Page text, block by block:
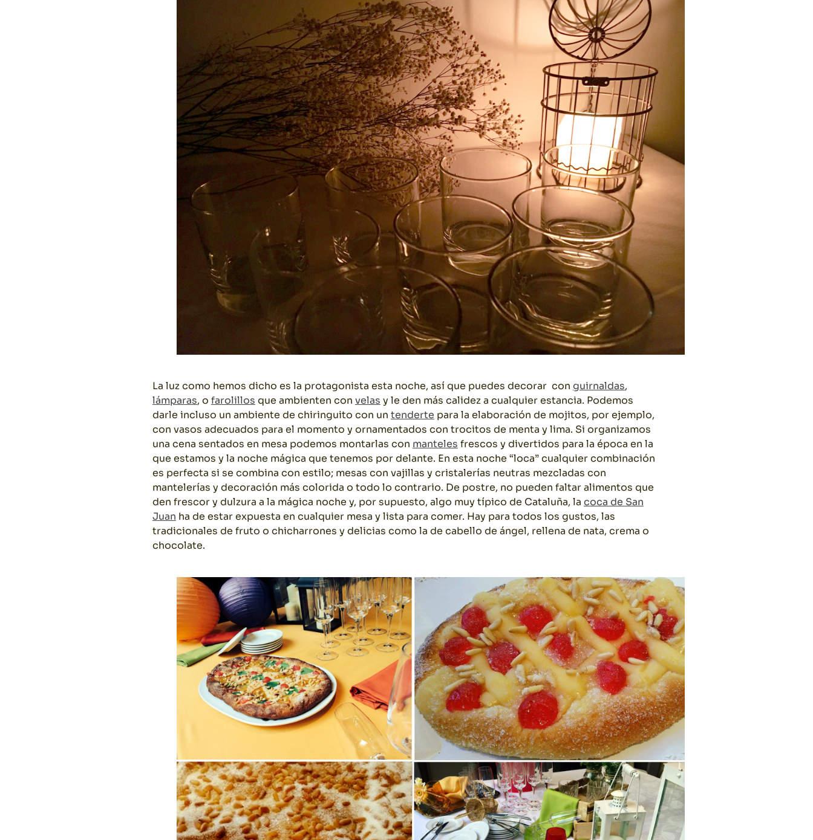
La luz como hemos dicho es la protagonista esta noche, así que puedes decorar con guirnaldas,
lámparas, o farolillos que ambienten con velas y le den más calidez a cualquier estancia. Podemos
darle incluso un ambiente de chiringuito con un tenderte para la elaboración de mojitos, por ejemplo,
con vasos adecuados para el momento y ornamentados con trocitos de menta y lima. Si organizamos
una cena sentados en mesa podemos montarlas con manteles frescos y divertidos para la época en la
que estamos y la noche mágica que tenemos por delante. En esta noche “loca” cualquier combinación
es perfecta si se combina con estilo; mesas con vajillas y cristalerías neutras mezcladas con
mantelerías y decoración más colorida o todo lo contrario. De postre, no pueden faltar alimentos que
den frescor y dulzura a la mágica noche y, por supuesto, algo muy típico de Cataluña, la coca de San
Juan ha de estar expuesta en cualquier mesa y lista para comer. Hay para todos los gustos, las
tradicionales de fruto o chicharrones y delicias como la de cabello de ángel, rellena de nata, crema o
chocolate.